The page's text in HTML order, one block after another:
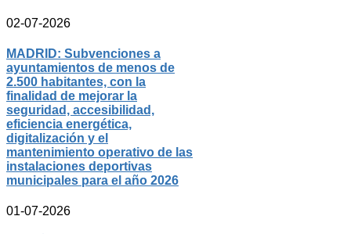
02-07-2026
MADRID: Subvenciones a
ayuntamientos de menos de
2.500 habitantes, con la
finalidad de mejorar la
seguridad, accesibilidad,
eficiencia energética,
digitalización y el
mantenimiento operativo de las
instalaciones deportivas
municipales para el año 2026
01-07-2026